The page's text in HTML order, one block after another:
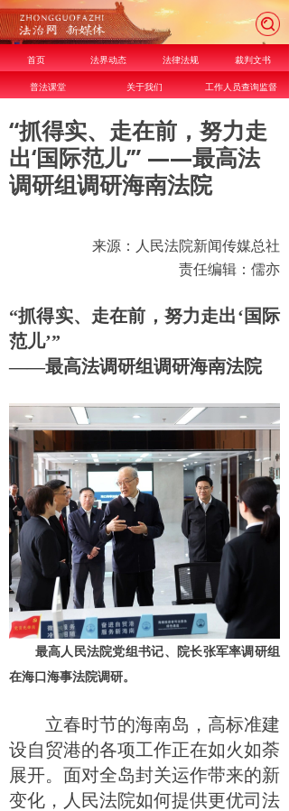
“抓得实、走在前，努力走
出‘国际范儿’” ——最高法
调研组调研海南法院
来源：人民法院新闻传媒总社
责任编辑：儒亦
“抓得实、走在前，努力走出‘国际
范儿’”
——最高法调研组调研海南法院
最高人民法院党组书记、院长张军率调研组
在海口海事法院调研。
立春时节的海南岛，高标准建
设自贸港的各项工作正在如火如荼
展开。面对全岛封关运作带来的新
变化，人民法院如何提供更优司法
首页 法界动态 法律法规 裁判文书
普法课堂 关于我们 工作人员查询监督